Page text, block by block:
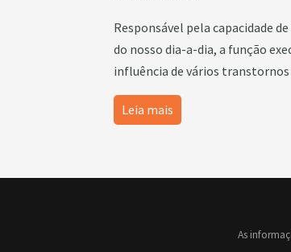
Responsável pela capacidade
do nosso dia-a-dia, a função
influência de vários
Leia mais
As